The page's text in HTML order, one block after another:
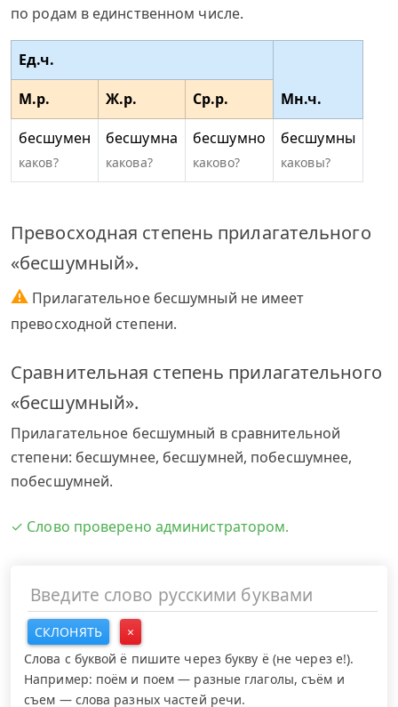
по родам в единственном числе.
Ед.ч.
Мн.ч.
М.р. Ж.р.
Ср.р.
бесшумен
каков?
бесшумна
какова?
бесшумно
каково?
бесшумны
каковы?
Превосходная степень прилагательного
«бесшумный».
⚠ Прилагательное бесшумный не имеет
превосходной степени.
Сравнительная степень прилагательного
«бесшумный».
Прилагательное бесшумный в сравнительной
степени: бесшумнее, бесшумней, побесшумнее,
побесшумней.
✓ Слово проверено администратором.
СКЛОНЯТЬ
×
Слова с буквой ё пишите через букву ё (не через е!).
Например: поём и поем — разные глаголы, съём и
съем — слова разных частей речи.